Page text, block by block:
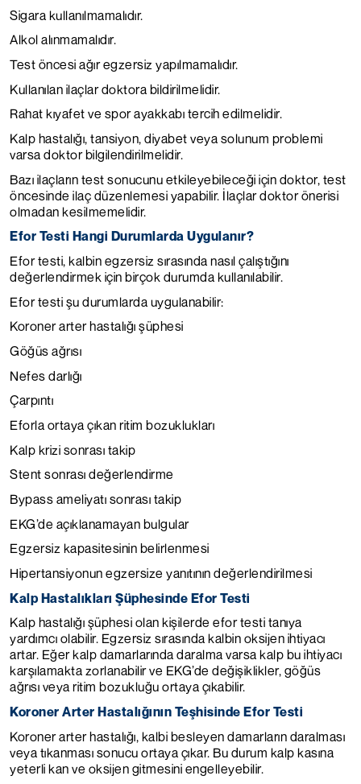
Sigara kullanılmamalıdır.
Alkol alınmamalıdır.
Test öncesi ağır egzersiz yapılmamalıdır.
Kullanılan ilaçlar doktora bildirilmelidir.
Rahat kıyafet ve spor ayakkabı tercih edilmelidir.
Kalp hastalığı, tansiyon, diyabet veya solunum problemi
varsa doktor bilgilendirilmelidir.
Bazı ilaçların test sonucunu etkileyebileceği için doktor, test
öncesinde ilaç düzenlemesi yapabilir. İlaçlar doktor önerisi
olmadan kesilmemelidir.
Efor Testi Hangi Durumlarda Uygulanır?
Efor testi, kalbin egzersiz sırasında nasıl çalıştığını
değerlendirmek için birçok durumda kullanılabilir.
Efor testi şu durumlarda uygulanabilir:
Koroner arter hastalığı şüphesi
Göğüs ağrısı
Nefes darlığı
Çarpıntı
Eforla ortaya çıkan ritim bozuklukları
Kalp krizi sonrası takip
Stent sonrası değerlendirme
Bypass ameliyatı sonrası takip
EKG’de açıklanamayan bulgular
Egzersiz kapasitesinin belirlenmesi
Hipertansiyonun egzersize yanıtının değerlendirilmesi
Kalp Hastalıkları Şüphesinde Efor Testi
Kalp hastalığı şüphesi olan kişilerde efor testi tanıya
yardımcı olabilir. Egzersiz sırasında kalbin oksijen ihtiyacı
artar. Eğer kalp damarlarında daralma varsa kalp bu ihtiyacı
karşılamakta zorlanabilir ve EKG’de değişiklikler, göğüs
ağrısı veya ritim bozukluğu ortaya çıkabilir.
Koroner Arter Hastalığının Teşhisinde Efor Testi
Koroner arter hastalığı, kalbi besleyen damarların daralması
veya tıkanması sonucu ortaya çıkar. Bu durum kalp kasına
yeterli kan ve oksijen gitmesini engelleyebilir.